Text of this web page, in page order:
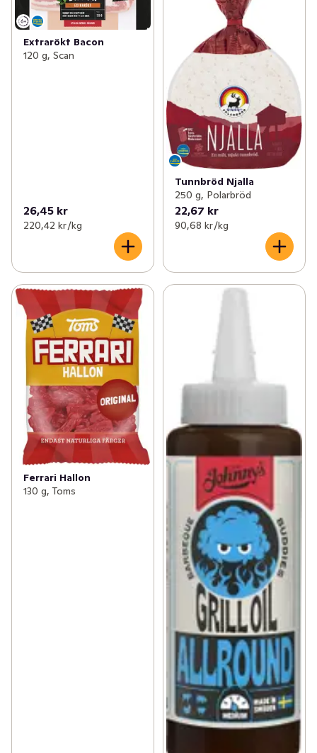
Extrarökt Bacon
120 g, Scan
26,45 kr
220,42 kr /kg
Tunnbröd Njalla
250 g, Polarbröd
22,67 kr
90,68 kr /kg
Ferrari Hallon
130 g, Toms